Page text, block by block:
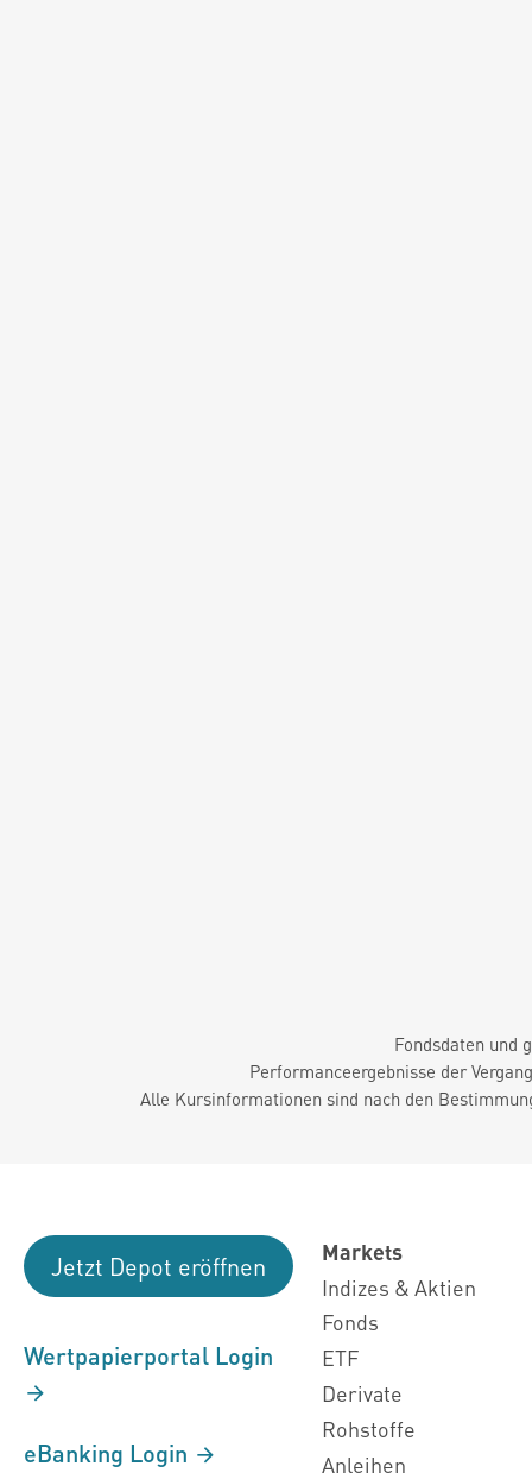
Fondsdaten und
Performanceergebnisse der
Alle Kursinformationen sind nach den
Jetzt Depot eröffnen
Wertpapierportal Login
eBanking Login
Markets
Indizes & Aktien
Fonds
ETF
Derivate
Rohstoffe
Anleihen